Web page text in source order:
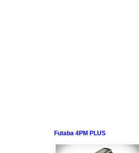
Futaba 4PM PLUS